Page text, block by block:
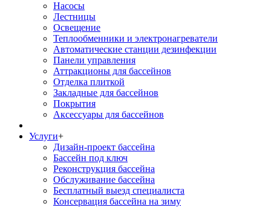
Насосы
Лестницы
Освещение
Теплообменники и электронагреватели
Автоматические станции дезинфекции
Панели управления
Аттракционы для бассейнов
Отделка плиткой
Закладные для бассейнов
Покрытия
Аксессуары для бассейнов
Услуги+
Дизайн-проект бассейна
Бассейн под ключ
Реконструкция бассейна
Обслуживание бассейна
Бесплатный выезд специалиста
Консервация бассейна на зиму